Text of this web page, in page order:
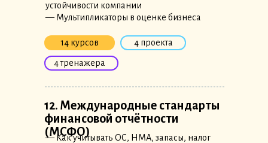
устойчивости компании
— Мультипликаторы в оценке бизнеса
14 курсов 4 проекта
4 тренажера
12. Международные стандарты
финансовой отчётности
(МСФО)
— Как учитывать ОС, НМА, запасы, налог